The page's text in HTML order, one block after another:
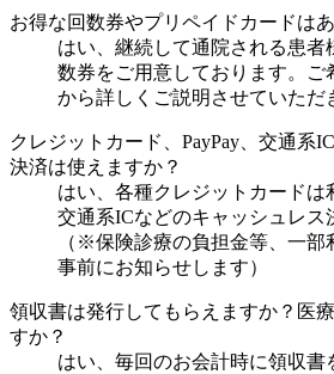
お得な回数券やプリペイドカードは
はい、継続して通院される患者
数券をご用意しております。ご
から詳しくご説明させていただ
クレジットカード、PayPay、交通系
決済は使えますか？
はい、各種クレジットカードは
交通系ICなどのキャッシュレス
（※保険診療の負担金等、一部
事前にお知らせします）
領収書は発行してもらえますか？医
すか？
はい、毎回のお会計時に領収書